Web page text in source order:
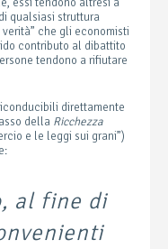
qualsiasi struttura
che gli economisti
contributo al dibattito
tendono a rifiutare
direttamente
della Ricchezza
e le leggi sui grani”)
al fine di